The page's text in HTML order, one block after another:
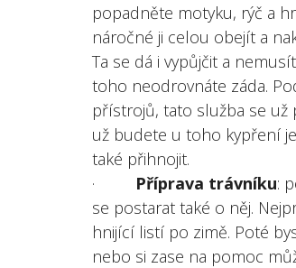
popadněte motyku, rýč a
náročné ji celou obejít a
Ta se dá i vypůjčit a
toho neodrovnáte záda.
přístrojů, tato služba se
už budete u toho kypření
také přihnojit.
· Příprava trávníku:
se postarat také o něj.
hnijící listí po zimě. Poté
nebo si zase na pomoc